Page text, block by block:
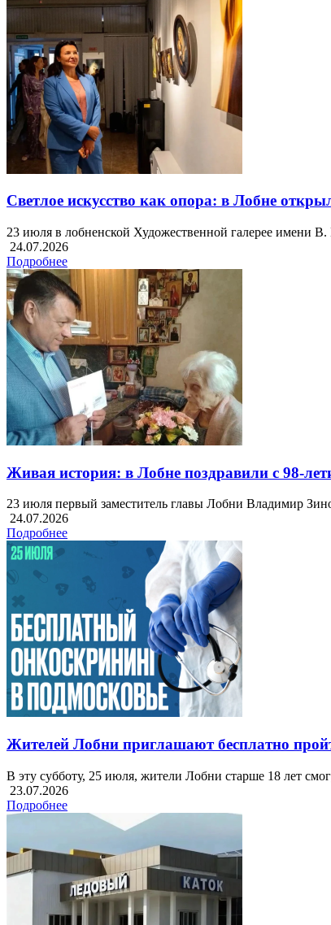
Светлое искусство как опора: в Лобне
23 июля в лобненской Художественной галерее имени
24.07.2026
Подробнее
Живая история: в Лобне поздравили с 98-
23 июля первый заместитель главы Лобни Владимир
24.07.2026
Подробнее
Жителей Лобни приглашают бесплатно
В эту субботу, 25 июля, жители Лобни старше 18 лет
23.07.2026
Подробнее